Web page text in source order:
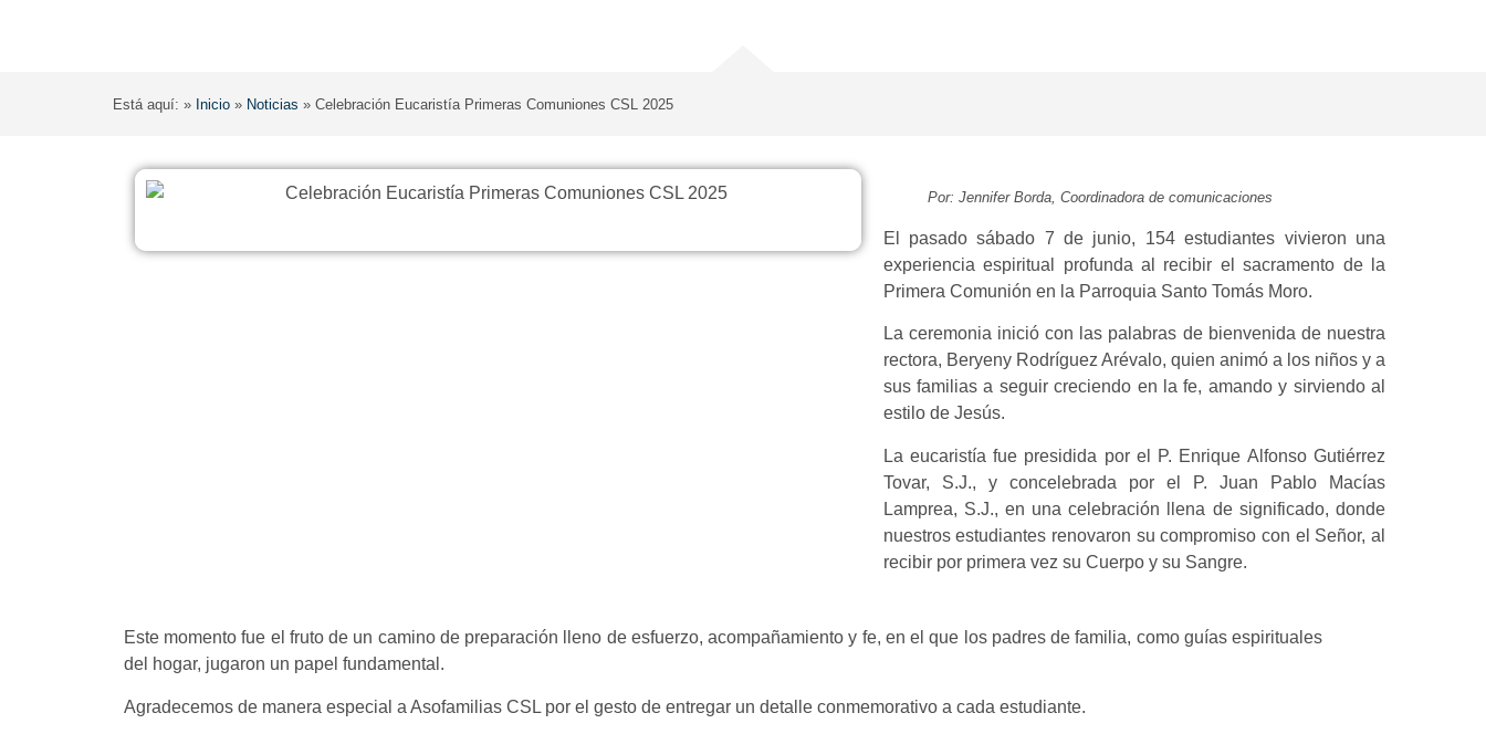
Está aquí: » Inicio » Noticias » Celebración Eucaristía Primeras Comuniones CSL 2025
Por: Jennifer Borda, Coordinadora de comunicaciones
El pasado sábado 7 de junio, 154 estudiantes vivieron una
experiencia espiritual profunda al recibir el sacramento de la
Primera Comunión en la Parroquia Santo Tomás Moro.
La ceremonia inició con las palabras de bienvenida de nuestra
rectora, Beryeny Rodríguez Arévalo, quien animó a los niños y a
sus familias a seguir creciendo en la fe, amando y sirviendo al
estilo de Jesús.
La eucaristía fue presidida por el P. Enrique Alfonso Gutiérrez
Tovar, S.J., y concelebrada por el P. Juan Pablo Macías
Lamprea, S.J., en una celebración llena de significado, donde
nuestros estudiantes renovaron su compromiso con el Señor, al
recibir por primera vez su Cuerpo y su Sangre.
Este momento fue el fruto de un camino de preparación lleno de esfuerzo, acompañamiento y fe, en el que los padres de familia, como guías espirituales
del hogar, jugaron un papel fundamental.
Agradecemos de manera especial a Asofamilias CSL por el gesto de entregar un detalle conmemorativo a cada estudiante.